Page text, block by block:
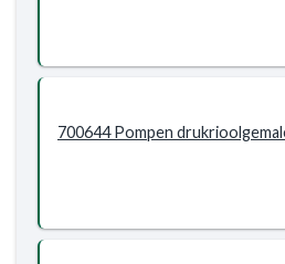
700644 Pompen